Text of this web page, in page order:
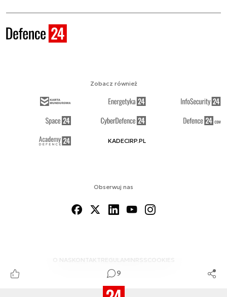
9
Obserwuj nas
O NAS KONTAKTREGULAMINRSS COOKIES
Zobacz również
KADECIRP.PL